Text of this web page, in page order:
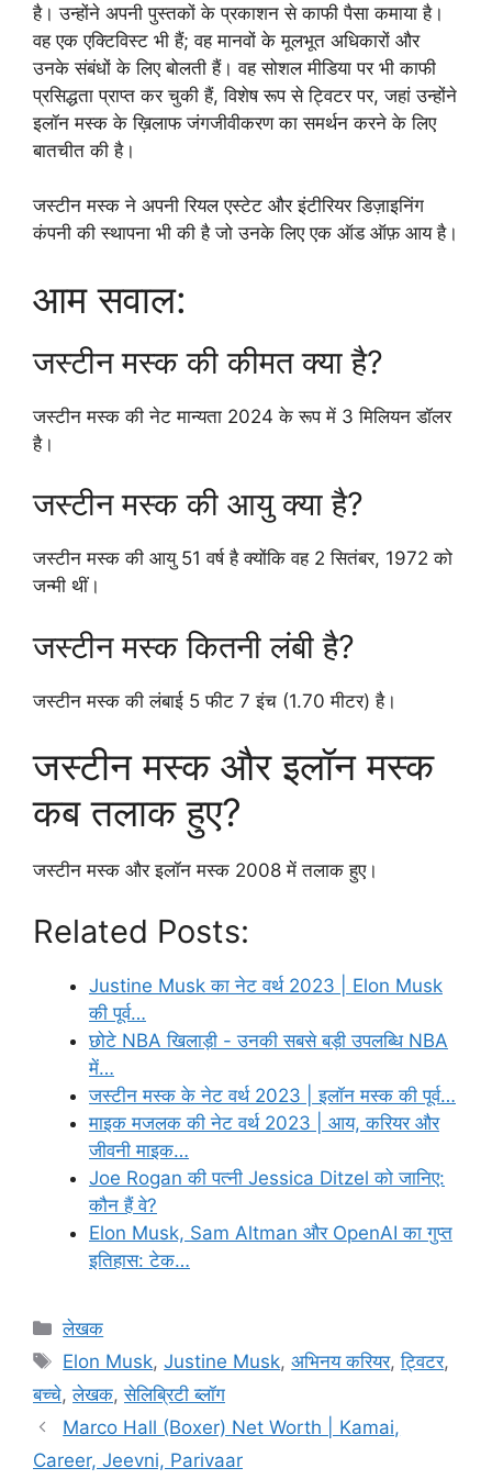
है। उन्होंने अपनी पुस्तकों के प्रकाशन से काफी पैसा कमाया है।
वह एक एक्टिविस्ट भी हैं; वह मानवों के मूलभूत अधिकारों और
उनके संबंधों के लिए बोलती हैं। वह सोशल मीडिया पर भी काफी
प्रसिद्धता प्राप्त कर चुकी हैं, विशेष रूप से ट्विटर पर, जहां उन्होंने
इलॉन मस्क के ख़िलाफ जंगजीवीकरण का समर्थन करने के लिए
बातचीत की है।
जस्टीन मस्क ने अपनी रियल एस्टेट और इंटीरियर डिज़ाइनिंग
कंपनी की स्थापना भी की है जो उनके लिए एक ऑड ऑफ़ आय है।
आम सवाल:
जस्टीन मस्क की कीमत क्या है?
जस्टीन मस्क की नेट मान्यता 2024 के रूप में 3 मिलियन डॉलर
है।
जस्टीन मस्क की आयु क्या है?
जस्टीन मस्क की आयु 51 वर्ष है क्योंकि वह 2 सितंबर, 1972 को
जन्मी थीं।
जस्टीन मस्क कितनी लंबी है?
जस्टीन मस्क की लंबाई 5 फीट 7 इंच (1.70 मीटर) है।
जस्टीन मस्क और इलॉन मस्क
कब तलाक हुए?
जस्टीन मस्क और इलॉन मस्क 2008 में तलाक हुए।
Related Posts:
Justine Musk का नेट वर्थ 2023 | Elon Musk
की पूर्व…
छोटे NBA खिलाड़ी - उनकी सबसे बड़ी उपलब्धि NBA
में…
जस्टीन मस्क के नेट वर्थ 2023 | इलॉन मस्क की पूर्व…
माइक मजलक की नेट वर्थ 2023 | आय, करियर और
जीवनी माइक…
Joe Rogan की पत्नी Jessica Ditzel को जानिए:
कौन हैं वे?
Elon Musk, Sam Altman और OpenAI का गुप्त
इतिहास: टेक…
Categories
लेखक
Tags
Elon Musk,Justine Musk,अभिनय करियर,ट्विटर,
बच्चे,लेखक,सेलिब्रिटी ब्लॉग
Marco Hall (Boxer) Net Worth | Kamai,
Career, Jeevni, Parivaar